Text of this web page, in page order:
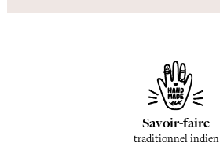
Savoir-faire
traditionnel indien